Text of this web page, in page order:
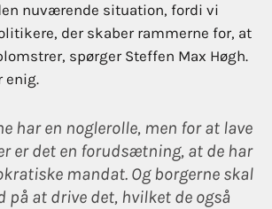
nuværende situation, fordi vi
der skaber rammerne for, at
spørger Steffen Max Høgh.
enig.
har en nøglerolle, men for at lave
er det en forudsætning, at de har
mandat. Og borgerne skal
på at drive det, hvilket de også